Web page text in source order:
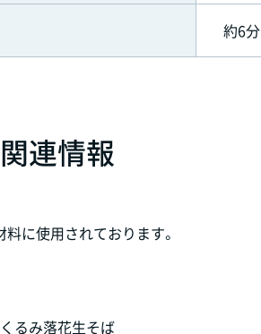
約6分
連情報
に使用されております。
くるみ落花生そば